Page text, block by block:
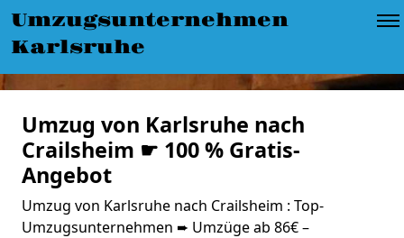
Umzugsunternehmen
Karlsruhe
Umzug von Karlsruhe nach
Crailsheim ☛ 100 % Gratis-
Angebot
Umzug von Karlsruhe nach Crailsheim : Top-
Umzugsunternehmen ➨ Umzüge ab 86€ –